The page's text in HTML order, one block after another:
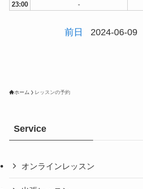
23:00
-
前日 2024-06-09
ホーム レッスンの予約
Service
オンラインレッスン